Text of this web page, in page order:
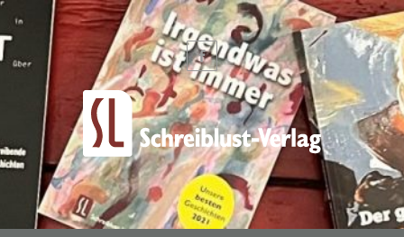
Zum Hauptinhalt springen